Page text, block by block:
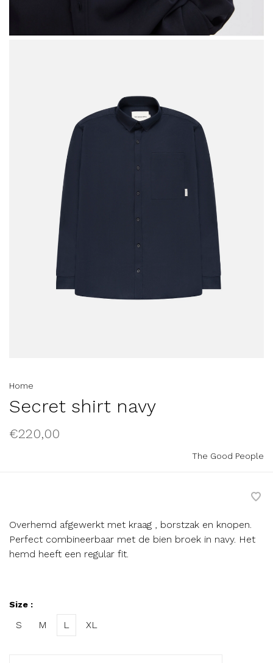
Home
Secret shirt navy
€220,00
The Good People
Overhemd afgewerkt met kraag , borstzak en knopen.
Perfect combineerbaar met de bien broek in navy. Het
hemd heeft een regular fit.
Size :
S M L XL